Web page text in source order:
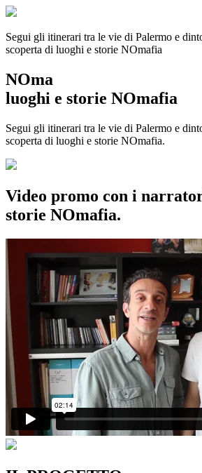
Segui gli itinerari tra le vie di Palermo e
scoperta di luoghi e storie NOmafia
NOma
luoghi e storie NOmafia
Segui gli itinerari tra le vie di Palermo e
scoperta di luoghi e storie NOmafia.
Video promo con i
storie NOmafia.